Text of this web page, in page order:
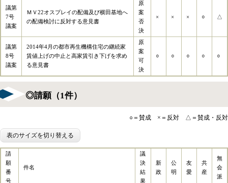
議第
7号
議案
ＭＶ22オスプレイの配備及び横田基地へ
の配備検討に反対する意見書
原
案
否
決
× × × ○ △
議第
8号
議案
2014年4月の都市再生機構住宅の継続家
賃値上げの中止と高家賃引き下げを求め
る意見書
原
案
可
決
○ ○ ○ ○ ○
◎請願（1件）
○＝賛成 ×＝反対 △＝賛成・反対
表のサイズを切り替える
請
願
番
号
件名
議
決
結
果
新
政
公
明
友
愛
共
産
無
会
派